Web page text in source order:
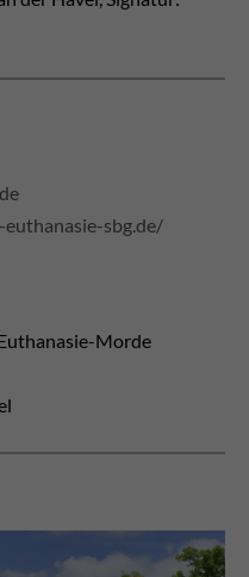
sbg.de/
Morde